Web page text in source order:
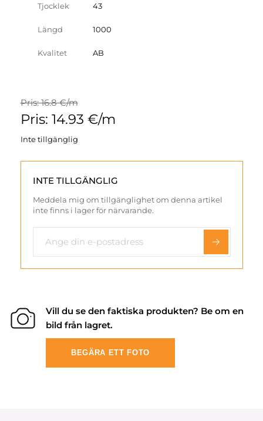
Tjocklek 43
Längd 1000
Kvalitet AB
Pris: 16.8 €/m
Pris: 14.93 €/m
Inte tillgänglig
INTE TILLGÄNGLIG
Meddela mig om tillgänglighet om denna artikel
inte finns i lager för närvarande.
Vill du se den faktiska produkten? Be om en
bild från lagret.
BEGÄRA ETT FOTO